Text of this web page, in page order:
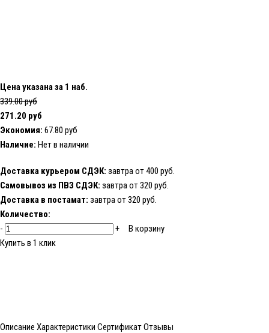
Цена указана за 1 наб.
339.00 руб
271.20 руб
Экономия: 67.80 руб
Наличие: Нет в наличии
Доставка курьером СДЭК: завтра от 400 руб.
Самовывоз из ПВЗ СДЭК: завтра от 320 руб.
Доставка в постамат: завтра от 320 руб.
Количество:
-
+
В корзину
Купить в 1 клик
Описание Характеристики СертификатОтзывы